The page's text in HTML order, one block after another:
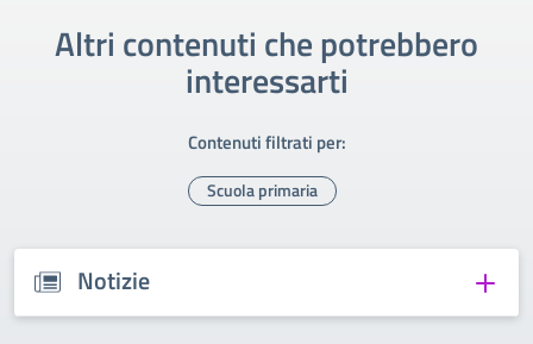
Altri contenuti che potrebbero
interessarti
Contenuti filtrati per:
Scuola primaria
Notizie